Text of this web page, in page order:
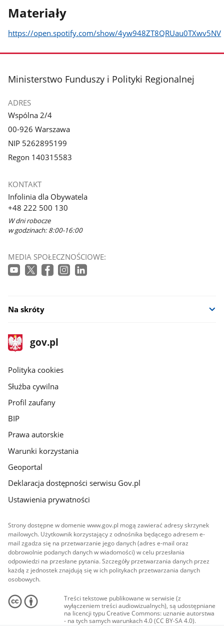
Materiały
https://open.spotify.com/show/4yw948ZT8QRUau0TXwv5NV
stopka
Ministerstwo Funduszy i Polityki Regionalnej
ADRES
Wspólna 2/4
00-926 Warszawa
NIP 5262895199
Regon 140315583
KONTAKT
Infolinia dla Obywatela
+48 222 500 130
W dni robocze
w godzinach: 8:00-16:00
MEDIA SPOŁECZNOŚCIOWE:
Na skróty
stopka
gov.pl
Strona
gov.pl
gov.pl
Polityka cookies
Służba cywilna
Profil zaufany
BIP
Prawa autorskie
Warunki korzystania
Geoportal
Deklaracja dostępności serwisu Gov.pl
Ustawienia prywatności
Strony dostępne w domenie www.gov.pl mogą zawierać adresy skrzynek
mailowych. Użytkownik korzystający z odnośnika będącego adresem e-
mail zgadza się na przetwarzanie jego danych (adres e-mail oraz
dobrowolnie podanych danych w wiadomości) w celu przesłania
odpowiedzi na przesłane pytania. Szczegóły przetwarzania danych przez
każdą z jednostek znajdują się w ich politykach przetwarzania danych
osobowych.
Treści tekstowe publikowane w serwisie (z
wyłączeniem treści audiowizualnych), są udostępniane
na licencji typu Creative Commons: uznanie autorstwa
- na tych samych warunkach 4.0 (CC BY-SA 4.0).
Materiały audiowizualne, w tym zdjęcia, materiały